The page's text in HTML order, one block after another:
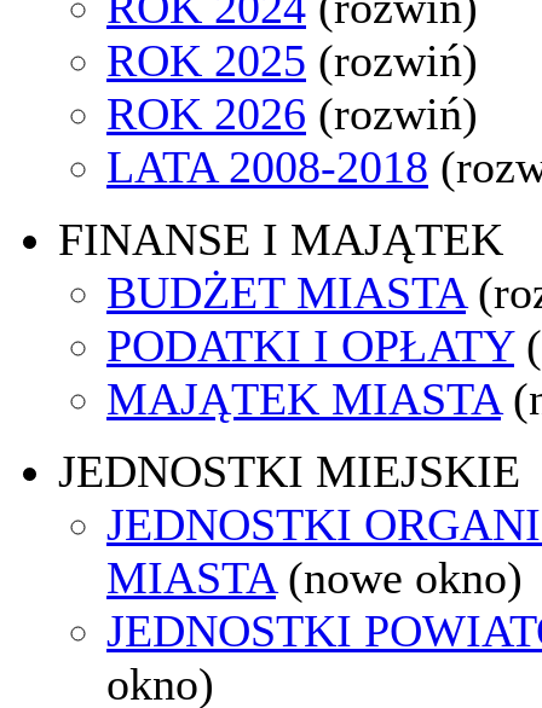
ROK 2025 (rozwiń)
ROK 2026 (rozwiń)
LATA 2008-2018
FINANSE I MAJĄTEK
BUDŻET MIASTA
PODATKI I OPŁATY
MAJĄTEK MIASTA
JEDNOSTKI MIEJSKIE
JEDNOSTKI
MIASTA (nowe okno)
JEDNOSTKI
okno)